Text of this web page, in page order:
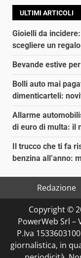
ULTIMI ARTICOLI
Gioielli da
scegliere un
Bevande estive
Bolli auto mai
dimenticarteli:
Allarme
di euro di multa: il
Il trucco che ti fa
benzina all’anno:
Redazione
Copyright ©
PowerWeb Srl –
P.Iva
giornalistica, in